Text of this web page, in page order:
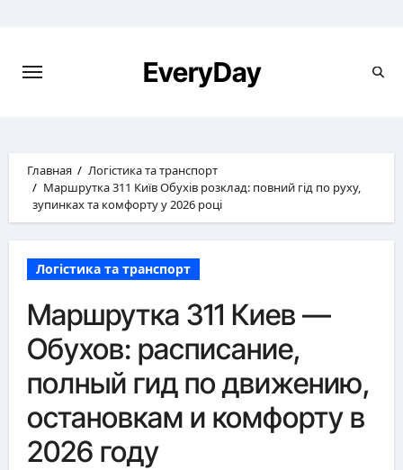
EveryDay
Главная
Логістика та транспорт
Маршрутка 311 Київ Обухів розклад: повний гід по руху,
зупинках та комфорту у 2026 році
Логістика та транспорт
Маршрутка 311 Киев —
Обухов: расписание,
полный гид по движению,
остановкам и комфорту в
2026 году